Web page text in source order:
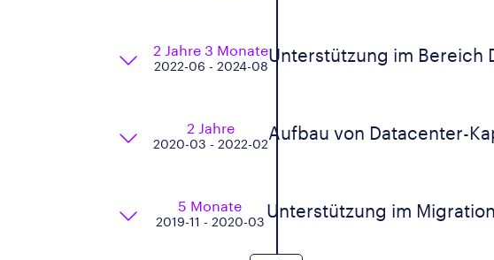
2 Jahre 3 Monate
2022-06 - 2024-08
Unterstützung im Bereich
2 Jahre
2020-03 - 2022-02
Aufbau von Datacenter-
5 Monate
2019-11 - 2020-03
Unterstützung im